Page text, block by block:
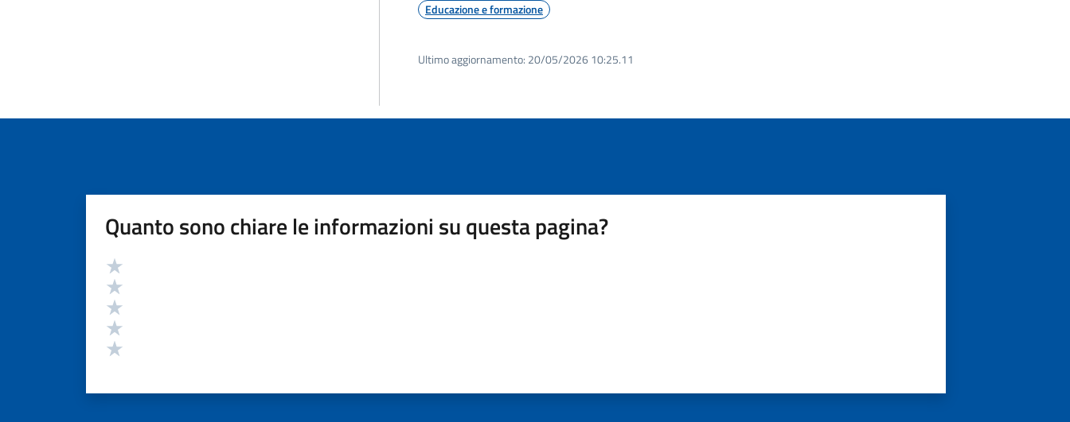
Educazione e formazione
Ultimo aggiornamento: 20/05/2026 10:25.11
Quanto sono chiare le informazioni su questa pagina?
Valutazione